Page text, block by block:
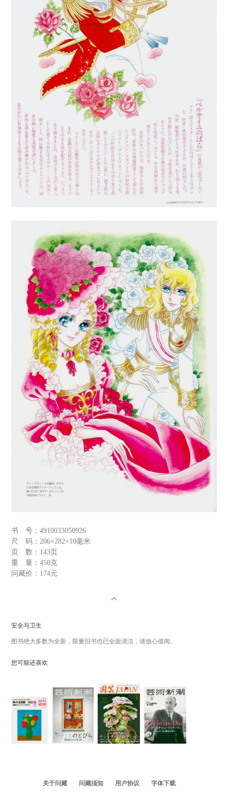
书 号：4910033050926
尺 码： 206×282×10毫米
页 数： 143页
重 量：450克
问藏价： 174元
安全与卫生
图书绝大多数为全新，限量旧书也已全面清洁，请放心借阅。
您可能还喜欢
关于问藏 问藏须知 用户协议 字体下载